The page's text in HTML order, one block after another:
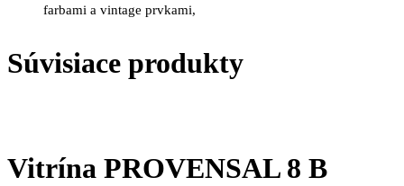
farbami a vintage prvkami,
Súvisiace produkty
Vitrína PROVENSAL 8 B